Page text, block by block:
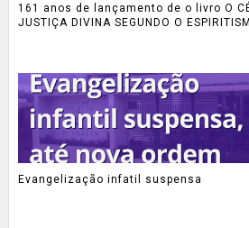
161 anos de lançamento de o livro O
JUSTIÇA DIVINA SEGUNDO O
Evangelização infatil suspensa